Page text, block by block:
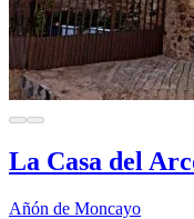
La Casa del
Añón de Moncayo